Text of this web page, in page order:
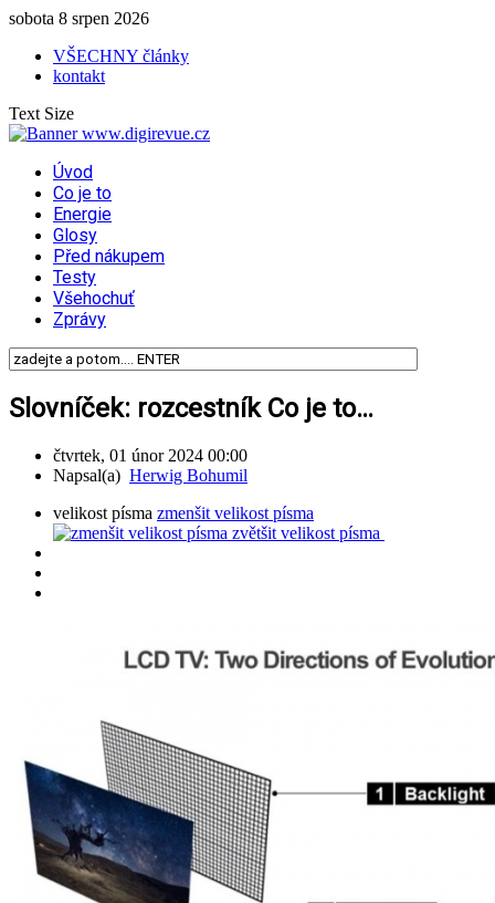
sobota 8 srpen 2026
VŠECHNY články
kontakt
Text Size
Úvod
Co je to
Energie
Glosy
Před nákupem
Testy
Všehochuť
Zprávy
Slovníček: rozcestník Co je to…
čtvrtek, 01 únor 2024 00:00
Napsal(a) Herwig Bohumil
velikost písma zmenšit velikost písma
zvětšit velikost písma